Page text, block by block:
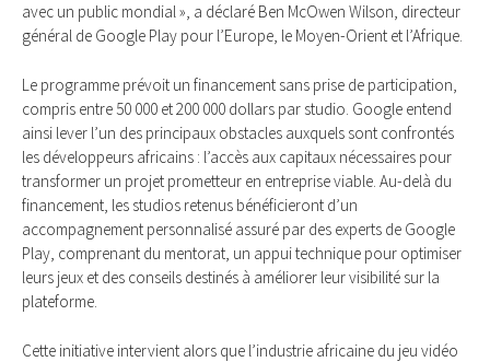
avec un public mondial », a déclaré Ben McOwen Wilson, directeur
général de Google Play pour l’Europe, le Moyen-Orient et l’Afrique.
Le programme prévoit un financement sans prise de participation,
compris entre 50 000 et 200 000 dollars par studio. Google entend
ainsi lever l’un des principaux obstacles auxquels sont confrontés
les développeurs africains : l’accès aux capitaux nécessaires pour
transformer un projet prometteur en entreprise viable. Au-delà du
financement, les studios retenus bénéficieront d’un
accompagnement personnalisé assuré par des experts de Google
Play, comprenant du mentorat, un appui technique pour optimiser
leurs jeux et des conseils destinés à améliorer leur visibilité sur la
plateforme.
Cette initiative intervient alors que l’industrie africaine du jeu vidéo